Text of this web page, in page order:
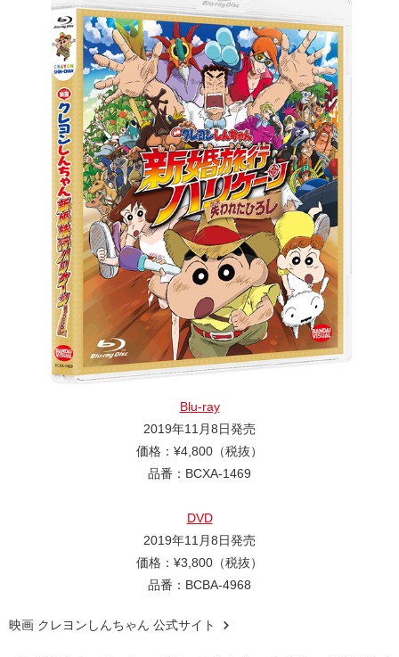
Blu-ray
2019年11月8日発売
価格：¥4,800（税抜）
品番：BCXA-1469
DVD
2019年11月8日発売
価格：¥3,800（税抜）
品番：BCBA-4968
映画 クレヨンしんちゃん 公式サイト